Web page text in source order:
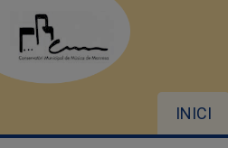
INICI